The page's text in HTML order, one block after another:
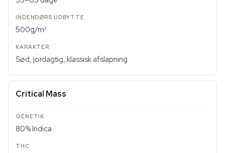
500g/m²
Sød, jordagtig, klassisk afslapning
Critical Mass
80% Indica